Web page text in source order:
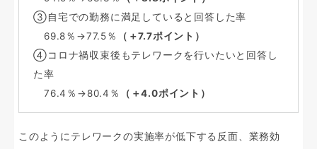
③自宅での勤務に満足していると回答した率
69.8％→77.5％
（＋7.7ポイント）
④コロナ禍収束後もテレワークを行いたいと回答し
た率
76.4％→80.4％
（＋4.0ポイント）
このようにテレワークの実施率が低下する反面、業務効